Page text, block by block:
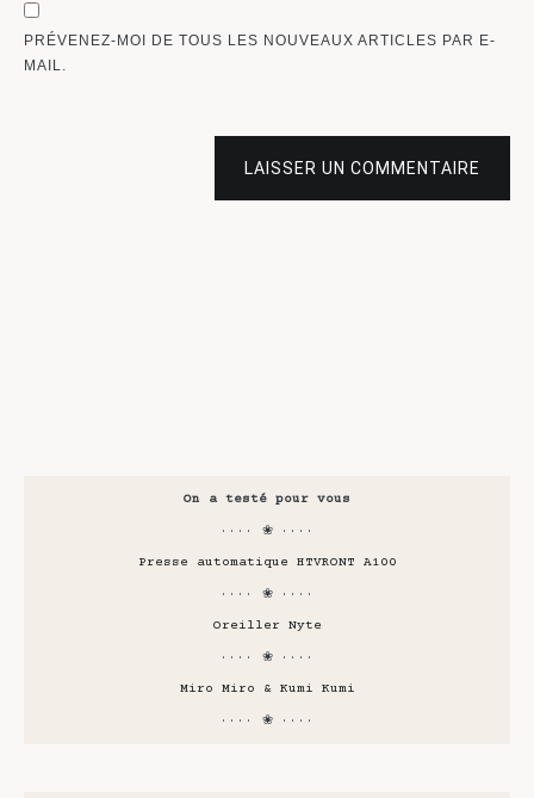
PRÉVENEZ-MOI DE TOUS LES NOUVEAUX ARTICLES PAR E-
MAIL.
LAISSER UN COMMENTAIRE
On a testé pour vous
···· ❀ ····
Presse automatique HTVRONT A100
···· ❀ ····
Oreiller Nyte
···· ❀ ····
Miro Miro & Kumi Kumi
···· ❀ ····